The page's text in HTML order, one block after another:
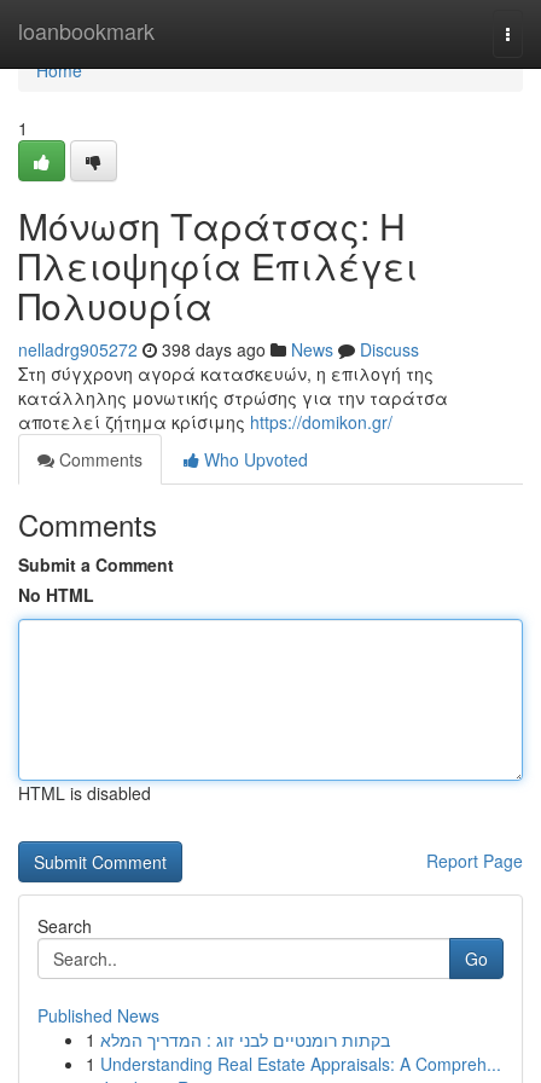
loanbookmark
Home
Home
1
Μόνωση Ταράτσας: Η
Πλειοψηφία Επιλέγει
Πολυουρία
nelladrg905272 398 days ago News
Discuss
Στη σύγχρονη αγορά κατασκευών, η επιλογή της
κατάλληλης μονωτικής στρώσης για την ταράτσα
αποτελεί ζήτημα κρίσιμης https://domikon.gr/
Comments
Who Upvoted
Comments
Submit a Comment
No HTML
HTML is disabled
Report Page
Search
Go
Published News
1 בקתות רומנטיים לבני זוג : המדריך המלא
1 Understanding Real Estate Appraisals: A Compreh...